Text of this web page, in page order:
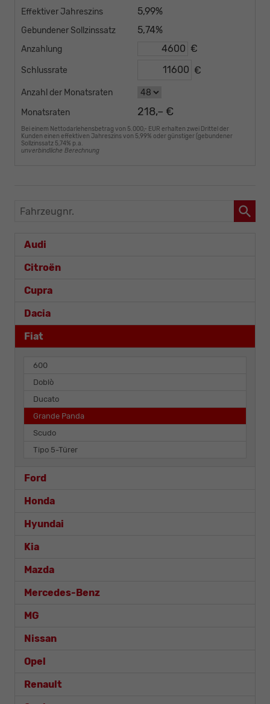
Effektiver Jahreszins 5,99%
Gebundener Sollzinssatz 5,74%
Anzahlung €
Schlussrate €
Anzahl der Monatsraten
Monatsraten
218,– €
Bei einem Nettodarlehensbetrag von 5.000,- EUR erhalten zwei Drittel der
Kunden einen effektiven Jahreszins von 5,99% oder günstiger (gebundener
Sollzinssatz 5,74% p.a.
unverbindliche Berechnung
Fahrzeugnr.
Audi
Citroën
Cupra
Dacia
Fiat
600
Doblò
Ducato
Grande Panda
Scudo
Tipo 5-Türer
Ford
Honda
Hyundai
Kia
Mazda
Mercedes-Benz
MG
Nissan
Opel
Renault